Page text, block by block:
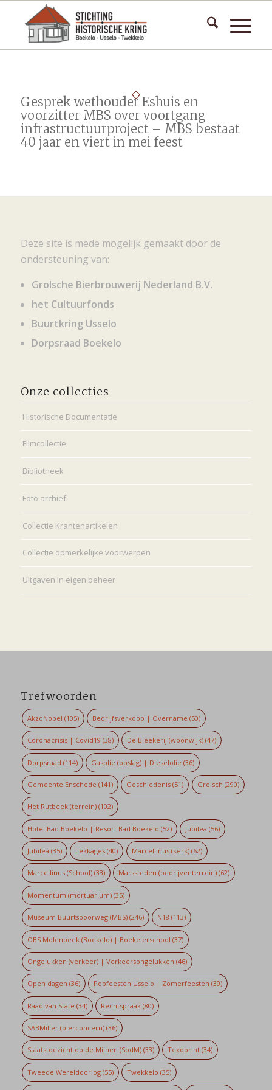
Gesprek wethouder Eshuis en
voorzitter MBS over voortgang
infrastructuurproject – MBS bestaat
40 jaar en viert in mei feest
Deze site is mede mogelijk gemaakt door de
ondersteuning van:
Grolsche Bierbrouwerij Nederland B.V.
het Cultuurfonds
Buurtkring Usselo
Dorpsraad Boekelo
Onze collecties
Historische Documentatie
Filmcollectie
Bibliotheek
Foto archief
Collectie Krantenartikelen
Collectie opmerkelijke voorwerpen
Uitgaven in eigen beheer
Trefwoorden
AkzoNobel (105) Bedrijfsverkoop | Overname (50)
Coronacrisis | Covid19 (38) De Bleekerij (woonwijk) (47)
Dorpsraad (114) Gasolie (opslag) | Dieselolie (36)
Gemeente Enschede (141) Geschiedenis (51) Grolsch (290)
Het Rutbeek (terrein)(102)
Hotel Bad Boekelo | Resort Bad Boekelo (52) Jubilea (56)
Jubilea (35) Lekkages (40) Marcellinus (kerk)(62)
Marcellinus (School)(33) Marssteden (bedrijventerrein) (62)
Momentum (mortuarium)(35)
Museum Buurtspoorweg (MBS)(246) N18 (113)
OBS Molenbeek (Boekelo) | Boekelerschool (37)
Ongelukken (verkeer) | Verkeersongelukken (46)
Open dagen (36) Popfeesten Usselo | Zomerfeesten (39)
Raad van State (34) Rechtspraak (80)
SABMiller (bierconcern)(36)
Staatstoezicht op de Mijnen (SodM)(33) Texoprint (34)
Tweede Wereldoorlog(55) Twekkelo (35)